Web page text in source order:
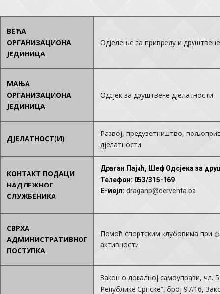
ВЕЋА
ОРГАНИЗАЦИОНА
ЈЕДИНИЦА
Одјелење за привреду и
МАЊА
ОРГАНИЗАЦИОНА
ЈЕДИНИЦА
Одсјек за друштвене дјелатности
ДЈЕЛАТНОСТ(И)
Развој, предузетништво,
дјелатности
КОНТАКТ ПОДАЦИ
НАДЛЕЖНОГ
СЛУЖБЕНИКА
Драган Пајић, Шеф Одсјека за
Телефон: 053/315-169
E-мејл: draganp@derventa.ba
СВРХА
АДМИНИСТРАТИВНОГ
ПОСТУПКА
Помоћ спортским клубовима при
активности
Закон о локалној самоуправи, чл.
Републике Српске“, број 97/16,